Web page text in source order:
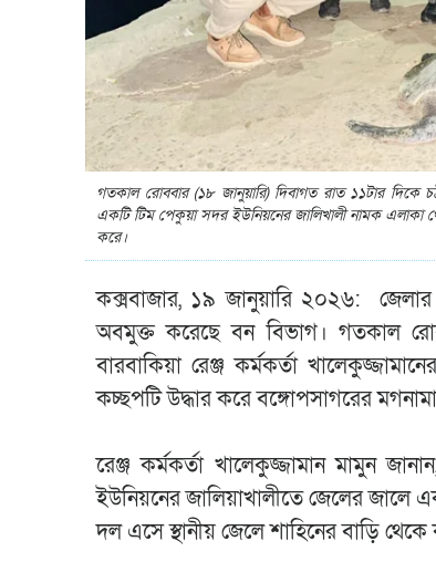
গতকাল রোববার (১৮ জানুয়ারি) দিবাগত রাত ১১টার দিকে
একটি টিম পেকুয়া সদর ইউনিয়নের জালিখালী নামক এলাকা
করে।
কক্সবাজার, ১৯ জানুয়ারি ২০২৬: জেলার
অবমুক্ত করেছে বন বিভাগ। গতকাল
বারবাকিয়া রেঞ্জ কর্মকর্তা
কচ্ছপটি উদ্ধার করে বঙ্গোপসাগরের
‎রেঞ্জ কর্মকর্তা খালেকুজ্জামান মামুন
ইউনিয়নের জালিয়াখালীতে জেলের জালে
দল এসে স্থানীয় জেলে শাহিনের বাড়ি